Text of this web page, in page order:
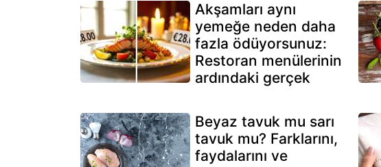
Akşamları aynı
yemeğe neden daha
fazla ödüyorsunuz:
Restoran menülerinin
ardındaki gerçek
Beyaz tavuk mu sarı
tavuk mu? Farklarını,
faydalarını ve